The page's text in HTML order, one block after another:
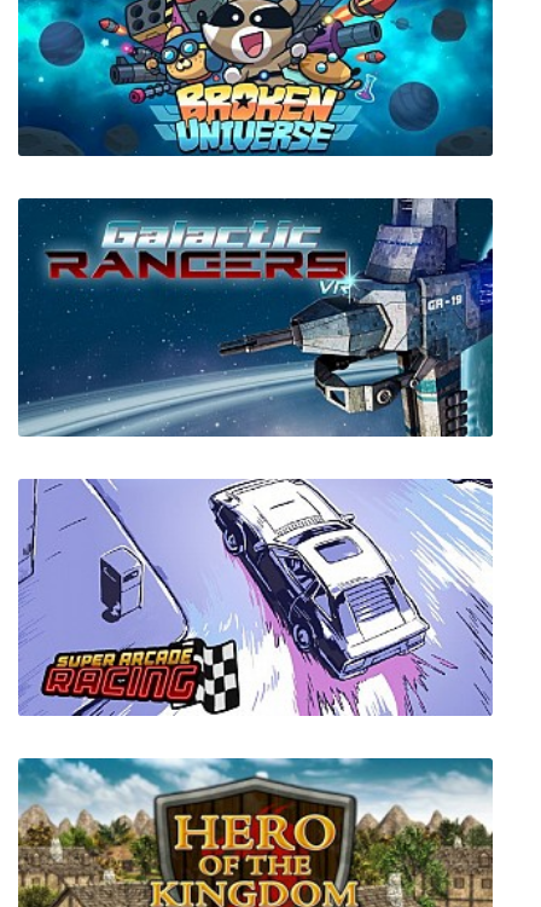
Lornsword Winter Chronicle
Broken Universe - Tower Defense
Galactic Rangers VR